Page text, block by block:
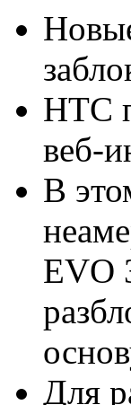
HTC
веб-
В
EVO
Для